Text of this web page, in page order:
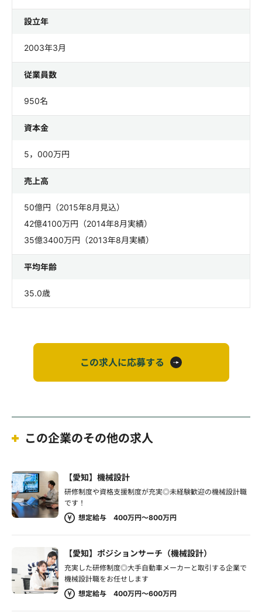
設立年
2003年3月
従業員数
950名
資本金
5，000万円
売上高
50億円（2015年8月見込）
42億4100万円（2014年8月実績）
35億3400万円（2013年8月実績）
平均年齢
35.0歳
この求人に応募する
この企業のその他の求人
【愛知】機械設計
研修制度や資格支援制度が充実◎未経験歓迎の機械設計職
です！
想定給与 400万円～800万円
【愛知】ポジションサーチ（機械設計）
充実した研修制度◎大手自動車メーカーと取引する企業で
機械設計職をお任せします
想定給与 400万円～600万円